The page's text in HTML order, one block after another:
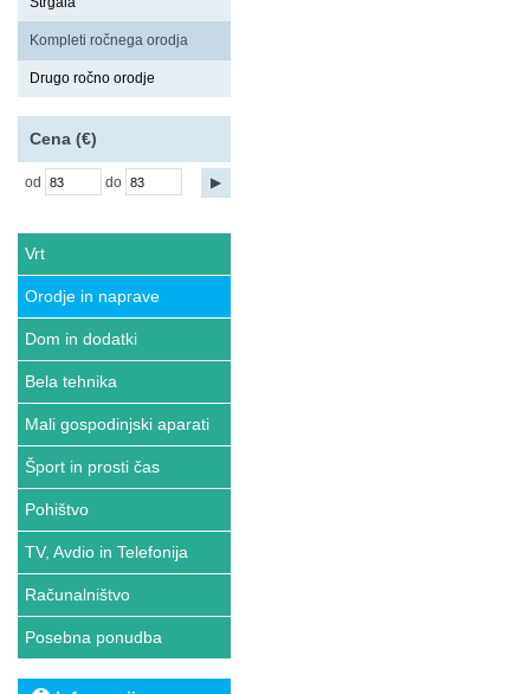
Kompleti ročnega orodja
Drugo ročno orodje
Cena (€)
od do
Vrt
Orodje in naprave
Dom in dodatki
Bela tehnika
Mali gospodinjski aparati
Šport in prosti čas
Pohištvo
TV, Avdio in Telefonija
Računalništvo
Posebna ponudba